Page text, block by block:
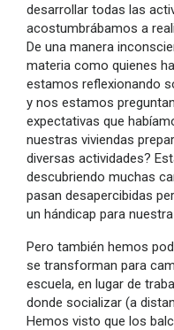
desarrollar todas las
acostumbrábamos a
De una manera
materia como quienes
estamos reflexionando
y nos estamos
expectativas que
nuestras viviendas
diversas actividades?
descubriendo muchas
pasan desapercibidas
un hándicap para
Pero también hemos
se transforman para
escuela, en lugar de
donde socializar (a
Hemos visto que los